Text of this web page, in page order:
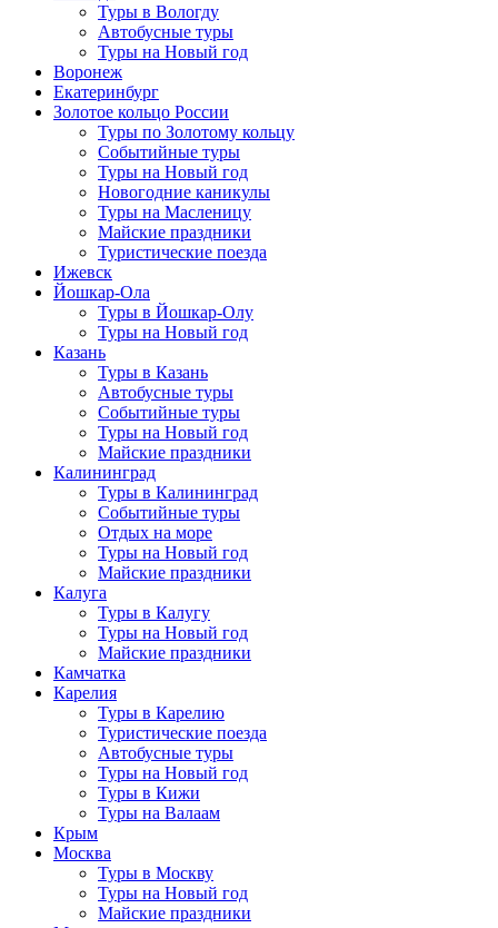
Туры в Вологду
Автобусные туры
Туры на Новый год
Воронеж
Екатеринбург
Золотое кольцо России
Туры по Золотому кольцу
Событийные туры
Туры на Новый год
Новогодние каникулы
Туры на Масленицу
Майские праздники
Туристические поезда
Ижевск
Йошкар-Ола
Туры в Йошкар-Олу
Туры на Новый год
Казань
Туры в Казань
Автобусные туры
Событийные туры
Туры на Новый год
Майские праздники
Калининград
Туры в Калининград
Событийные туры
Отдых на море
Туры на Новый год
Майские праздники
Калуга
Туры в Калугу
Туры на Новый год
Майские праздники
Камчатка
Карелия
Туры в Карелию
Туристические поезда
Автобусные туры
Туры на Новый год
Туры в Кижи
Туры на Валаам
Крым
Москва
Туры в Москву
Туры на Новый год
Майские праздники